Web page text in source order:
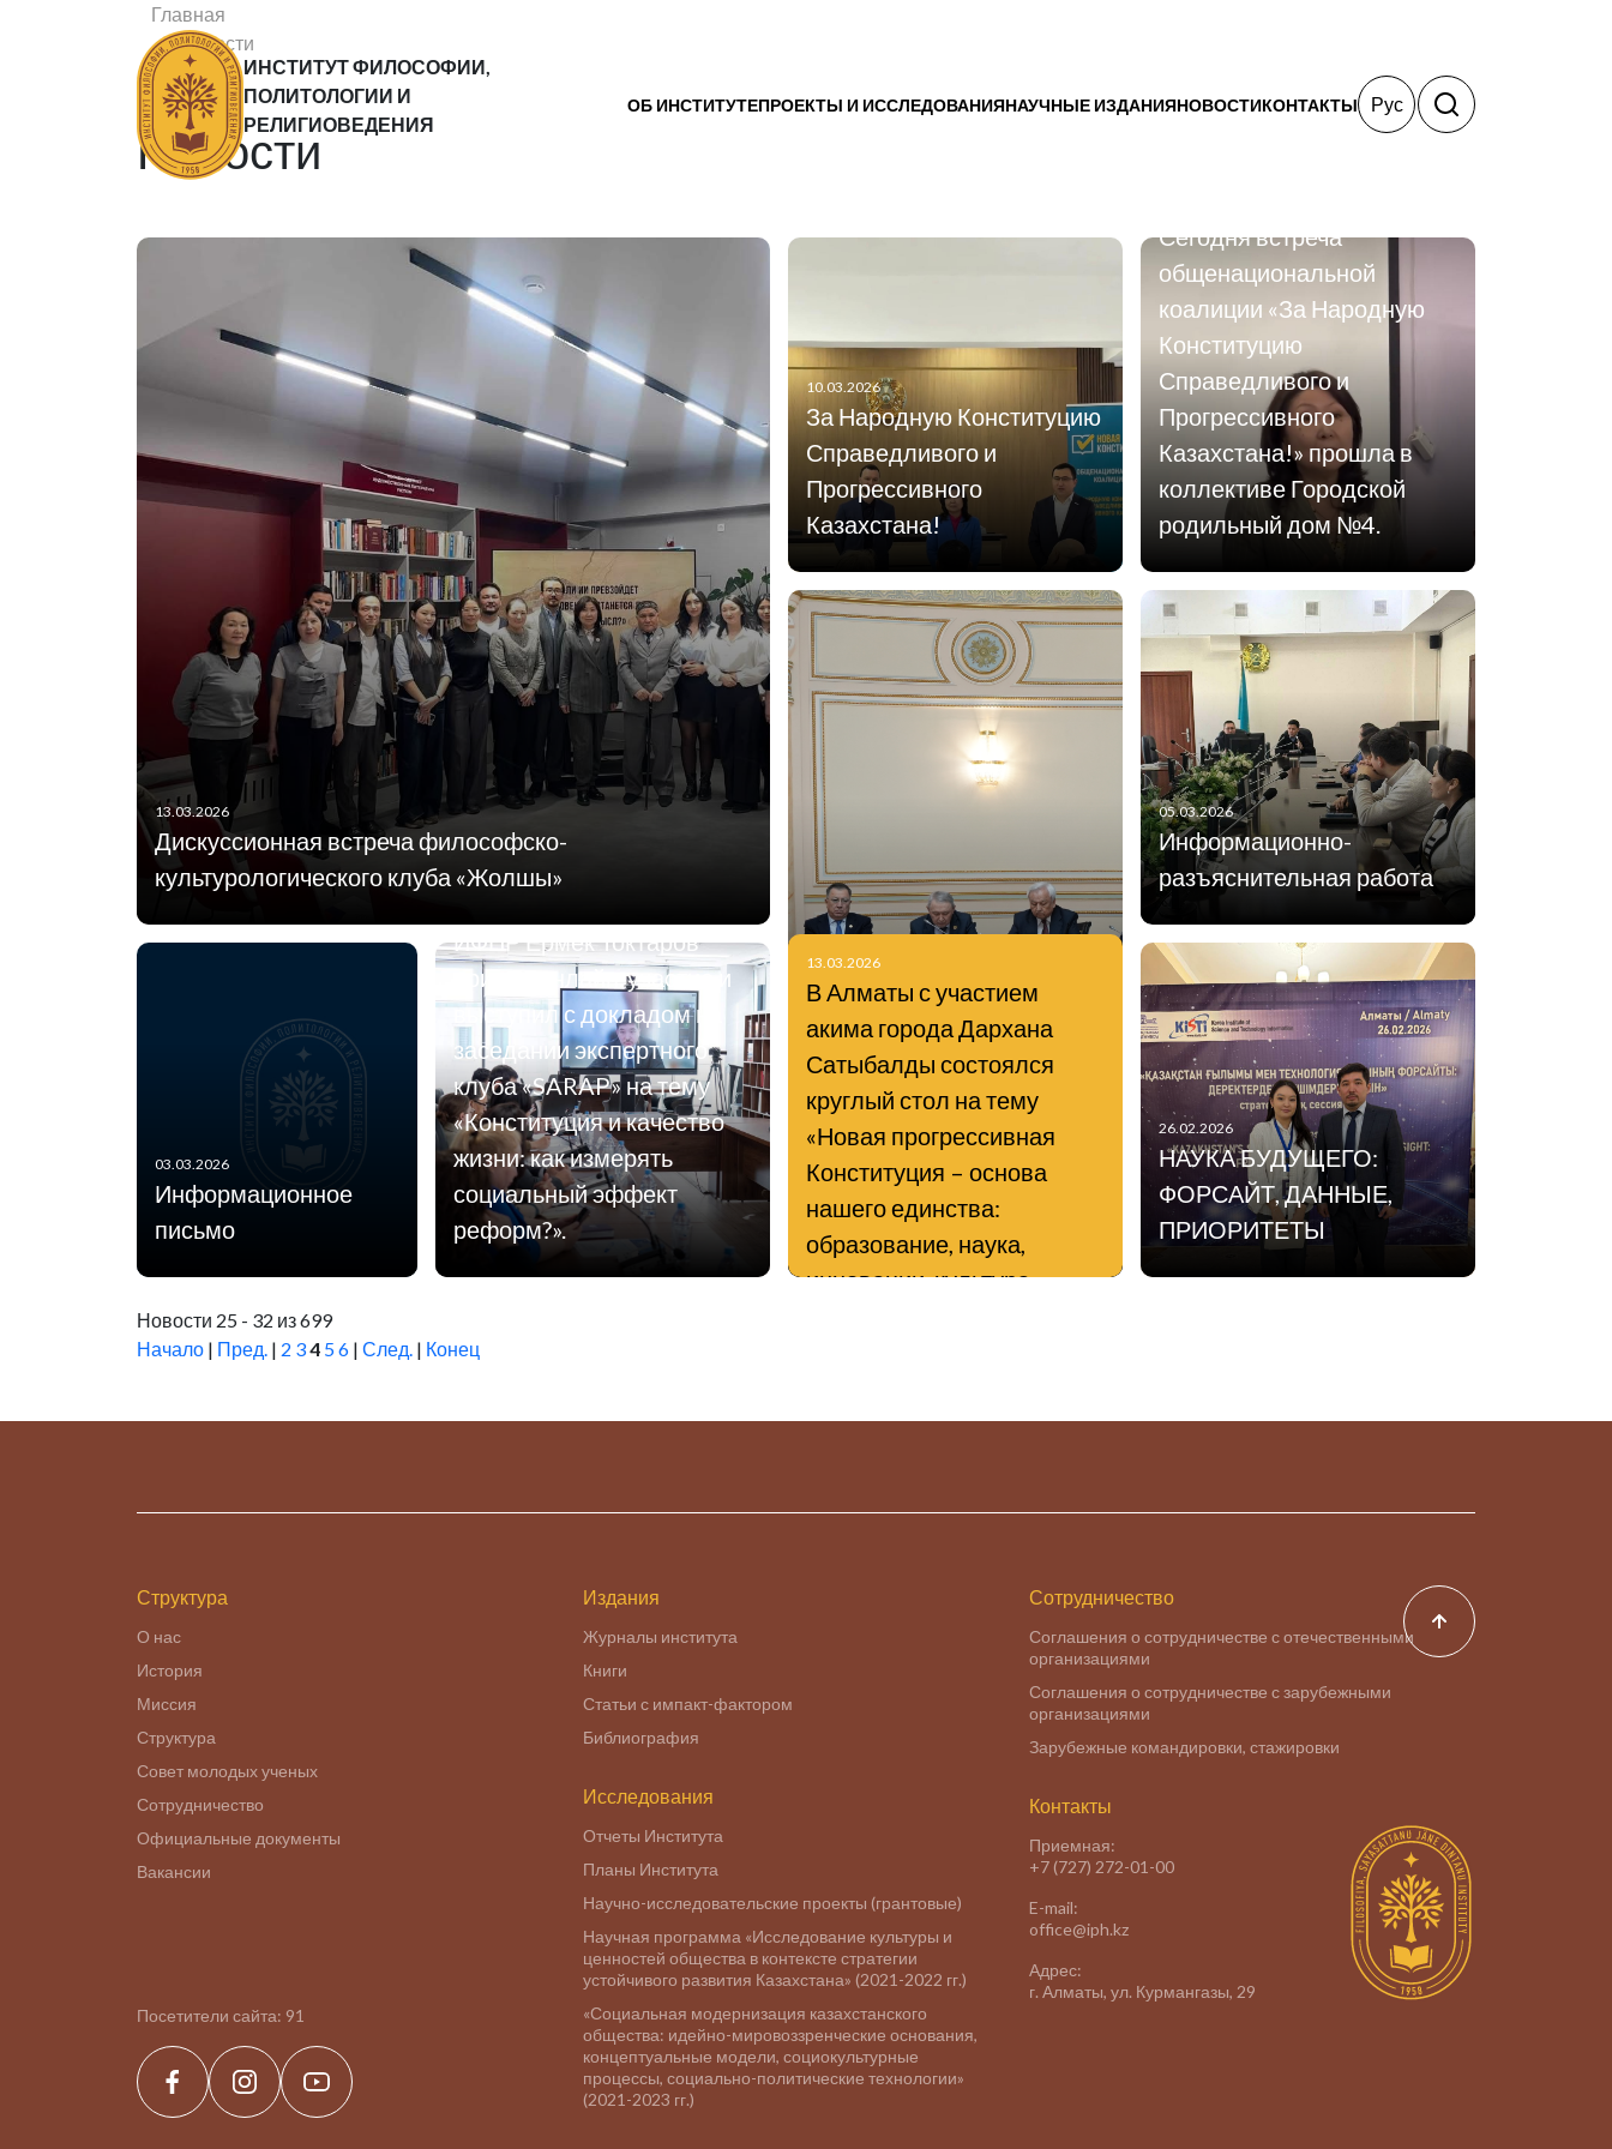
ИНСТИТУТ ФИЛОСОФИИ,
ПОЛИТОЛОГИИ И
РЕЛИГИОВЕДЕНИЯ
ОБ ИНСТИТУТЕПРОЕКТЫ И ИССЛЕДОВАНИЯНАУЧНЫЕ ИЗДАНИЯНОВОСТИКОНТАКТЫ Рус
Главная
Новости
Статьи
Новости
13.03.2026
Дискуссионная встреча философско-
культурологического клуба «Жолшы»
13.03.2026
В Алматы с участием
акима города Дархана
Сатыбалды состоялся
круглый стол на тему
«Новая прогрессивная
Конституция – основа
нашего единства:
образование, наука,
инновации, культура».
10.03.2026
За Народную Конституцию
Справедливого и
Прогрессивного
Казахстана!
Сегодня встреча
общенациональной
коалиции «За Народную
Конституцию
Справедливого и
Прогрессивного
Казахстана!» прошла в
коллективе Городской
родильный дом №4.
05.03.2026
Информационно-
разъяснительная работа
03.03.2026
Информационное
письмо
27.02.2026
Заместитель генерального
директора по
ИФПР Ермек Токтаров
принял онлайн-участие и
выступил с докладом на
заседании экспертного
клуба «SARAP» на тему
«Конституция и качество
жизни: как измерять
социальный эффект
реформ?».
26.02.2026
НАУКА БУДУЩЕГО:
ФОРСАЙТ, ДАННЫЕ,
ПРИОРИТЕТЫ
Новости 25 - 32 из 699
Начало | Пред. | 2 34 56 | След. | Конец
Структура
О нас
История
Миссия
Структура
Совет молодых ученых
Сотрудничество
Официальные документы
Вакансии
Посетители сайта: 91
Издания
Журналы института
Книги
Статьи с импакт-фактором
Библиография
Исследования
Отчеты Института
Планы Института
Научно-исследовательские проекты (грантовые)
Научная программа «Исследование культуры и
ценностей общества в контексте стратегии
устойчивого развития Казахстана» (2021-2022 гг.)
«Социальная модернизация казахстанского
общества: идейно-мировоззренческие основания,
концептуальные модели, социокультурные
процессы, социально-политические технологии»
(2021-2023 гг.)
Сотрудничество
Соглашения о сотрудничестве с отечественными
организациями
Соглашения о сотрудничестве с зарубежными
организациями
Зарубежные командировки, стажировки
Контакты
Приемная:
+7 (727) 272-01-00
E-mail:
office@iph.kz
Адрес:
г. Алматы, ул. Курмангазы, 29